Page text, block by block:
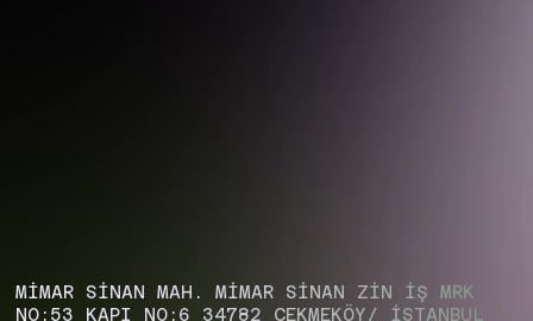
MİMAR SİNAN MAH. MİMAR SİNAN ZIN İŞ MRK
NO:53 KAPI NO:6 34782 ÇEKMEKÖY/ İSTANBUL